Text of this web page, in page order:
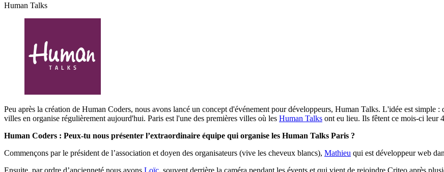
Human Talks
Peu après la création de Human Coders, nous avons lancé un concept d'événement pour développeurs, Human Talks. L'idée est simple
villes en organise régulièrement aujourd'hui. Paris est l'une des premières villes où les Human Talks ont eu lieu. Ils fêtent ce mois-ci leur
Human Coders : Peux-tu nous présenter l’extraordinaire équipe qui organise les Human Talks Paris ?
Commençons par le président de l’association et doyen des organisateurs (vive les cheveux blancs), Mathieu qui est développeur web
Ensuite, par ordre d’ancienneté nous avons Loïc, souvent derrière la caméra pendant les évents et qui vient de rejoindre Criteo après